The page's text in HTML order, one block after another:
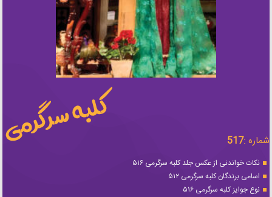
شماره :517
نکات خواندنی از عکس جلد کلبه سرگرمی ۵۱۶
اسامی برندگان کلبه سرگرمی ۵۱۲
نوع جوایز کلبه سرگرمی ۵۱۶